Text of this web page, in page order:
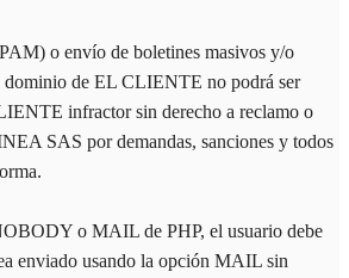
o envío de boletines masivos y/o
de EL CLIENTE no podrá ser
infractor sin derecho a reclamo o
SAS por demandas, sanciones y todos
o MAIL de PHP, el usuario debe
enviado usando la opción MAIL sin